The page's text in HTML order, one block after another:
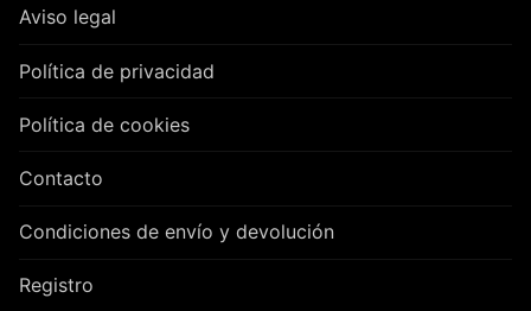
Aviso legal
Política de privacidad
Política de cookies
Contacto
Condiciones de envío y devolución
Registro